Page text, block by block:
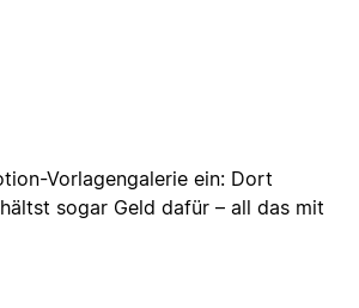
Vorlagengalerie ein: Dort
sogar Geld dafür – all das mit